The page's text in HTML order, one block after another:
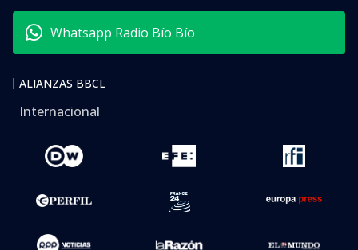
Whatsapp Radio Bío Bío
ALIANZAS BBCL
Internacional